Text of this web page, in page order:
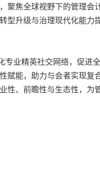
聚焦全球视野下的管理会
型升级与治理现代化能力
业精英社交网络，促进
赋能，助力与会者实现复
性、前瞻性与生态性，为